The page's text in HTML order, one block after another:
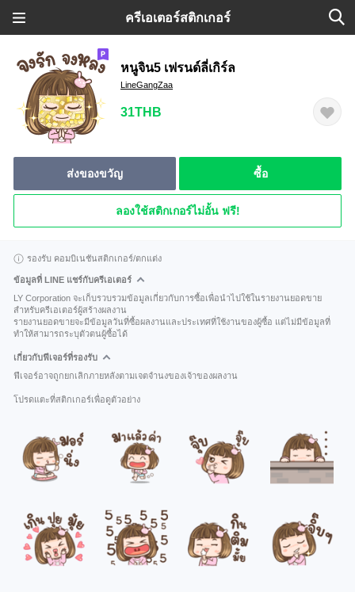
ครีเอเตอร์สติกเกอร์
หนูจิน5 เฟรนด์ลี่เกิร์ล
LineGangZaa
31THB
ส่งของขวัญ ซื้อ
ลองใช้สติกเกอร์ไม่อั้น ฟรี!
รองรับ คอมบิเนชันสติกเกอร์/ตกแต่ง
ข้อมูลที่ LINE แชร์กับครีเอเตอร์
LY Corporation จะเก็บรวบรวมข้อมูลเกี่ยวกับการซื้อเพื่อนำไปใช้ในรายงานยอดขาย
สำหรับครีเอเตอร์ผู้สร้างผลงาน
รายงานยอดขายจะมีข้อมูลวันที่ซื้อผลงานและประเทศที่ใช้งานของผู้ซื้อ แต่ไม่มีข้อมูลที่
ทำให้สามารถระบุตัวตนผู้ซื้อได้
เกี่ยวกับฟีเจอร์ที่รองรับ
ฟีเจอร์อาจถูกยกเลิกภายหลังตามเจตจำนงของเจ้าของผลงาน
โปรดแตะที่สติกเกอร์เพื่อดูตัวอย่าง